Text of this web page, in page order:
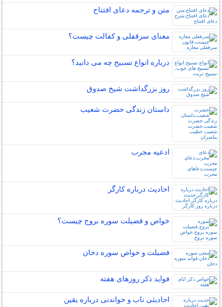
متن و ترجمه دعای افتتاح
معنای سرقفلی و کفالت چیست؟
درباره انواع تسبیح چه می دانید؟
روز بزرگداشت شيخ صدوق
داستان زندگی حضرت شعیب
ادعیه مجرب
احادیث درباره کارگر
خواص و فضیلت سوره بروج چیست؟
فضیلت و خواص سوره دخان
فواید ذکر روزهای هفته
احادیثی ناب و خواندنی درباره یقین